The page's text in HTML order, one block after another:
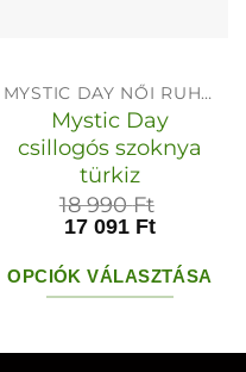
MYSTIC DAY NŐI RUHÁK
Mystic Day
csillogós szoknya
türkiz
18 990Ft
17 091 Ft
OPCIÓK VÁLASZTÁSA
a